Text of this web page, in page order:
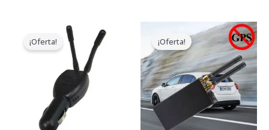
¡Oferta!
precio
original
$119.00.
precio
actual
es:
$79.99.
¡Oferta!
precio
original
era:
$159.00.
El
precio
actual
es:
$89.58.